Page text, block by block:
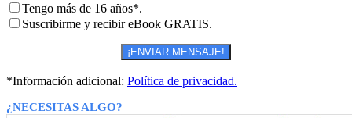
Tengo más de 16 años*.
Suscribirme y recibir eBook GRATIS.
*Información adicional: Política de privacidad.
¿NECESITAS ALGO?